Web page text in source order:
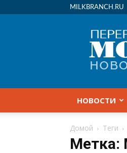
MILKBRANCH.RU
НОВОСТИ
Домой Теги
Метка: